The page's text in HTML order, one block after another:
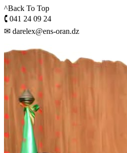
^Back To Top
🕻 041 24 09 24
✉ darelex@ens-oran.dz